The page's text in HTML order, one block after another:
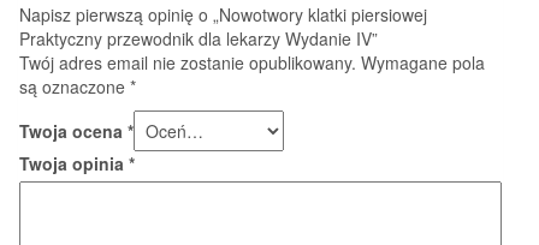
Napisz pierwszą opinię o „Nowotwory klatki piersiowej
Praktyczny przewodnik dla lekarzy Wydanie IV”
Twój adres email nie zostanie opublikowany. Wymagane pola
są oznaczone *
Twoja ocena *
Twoja opinia *